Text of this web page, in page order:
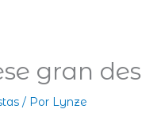
gran
/ Por Lynze